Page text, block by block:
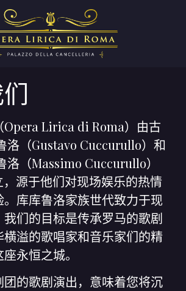
Opera Lirica di Roma）由古
洛（Gustavo Cuccurullo）和
洛（Massimo Cuccurullo）
，源于他们对现场娱乐的热情
库库鲁洛家族世代致力于现
们的目标是传承罗马的歌剧
溢的歌唱家和音乐家们的精
永恒之城。
团的歌剧演出，意味着您将沉